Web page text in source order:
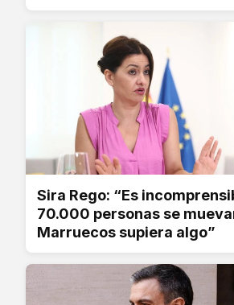
Sira Rego: “Es
70.000 personas se
Marruecos supiera algo”